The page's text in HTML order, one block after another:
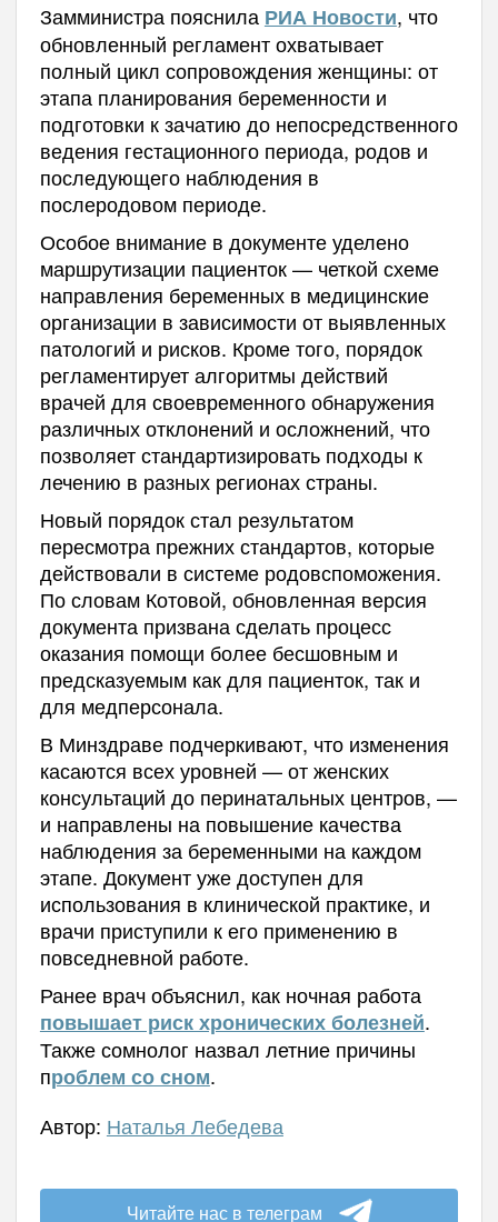
Замминистра пояснила РИА Новости, что
обновленный регламент охватывает
полный цикл сопровождения женщины: от
этапа планирования беременности и
подготовки к зачатию до непосредственного
ведения гестационного периода, родов и
последующего наблюдения в
послеродовом периоде.
Особое внимание в документе уделено
маршрутизации пациенток — четкой схеме
направления беременных в медицинские
организации в зависимости от выявленных
патологий и рисков. Кроме того, порядок
регламентирует алгоритмы действий
врачей для своевременного обнаружения
различных отклонений и осложнений, что
позволяет стандартизировать подходы к
лечению в разных регионах страны.
Новый порядок стал результатом
пересмотра прежних стандартов, которые
действовали в системе родовспоможения.
По словам Котовой, обновленная версия
документа призвана сделать процесс
оказания помощи более бесшовным и
предсказуемым как для пациенток, так и
для медперсонала.
В Минздраве подчеркивают, что изменения
касаются всех уровней — от женских
консультаций до перинатальных центров, —
и направлены на повышение качества
наблюдения за беременными на каждом
этапе. Документ уже доступен для
использования в клинической практике, и
врачи приступили к его применению в
повседневной работе.
Ранее врач объяснил, как ночная работа
повышает риск хронических болезней.
Также сомнолог назвал летние причины
проблем со сном.
Автор: Наталья Лебедева
Читайте нас в телеграм